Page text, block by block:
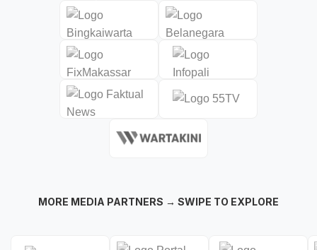
MORE MEDIA PARTNERS → SWIPE TO EXPLORE